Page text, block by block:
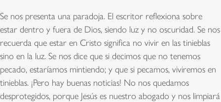
Se nos presenta una paradoja. El escritor reflexiona sobre
estar dentro y fuera de Dios, siendo luz y no oscuridad. Se nos
recuerda que estar en Cristo significa no vivir en las tinieblas
sino en la luz. Se nos dice que si decimos que no tenemos
pecado, estaríamos mintiendo; y que si pecamos, viviremos en
tinieblas. ¡Pero hay buenas noticias! No nos quedamos
desprotegidos, porque Jesús es nuestro abogado y nos limpiará